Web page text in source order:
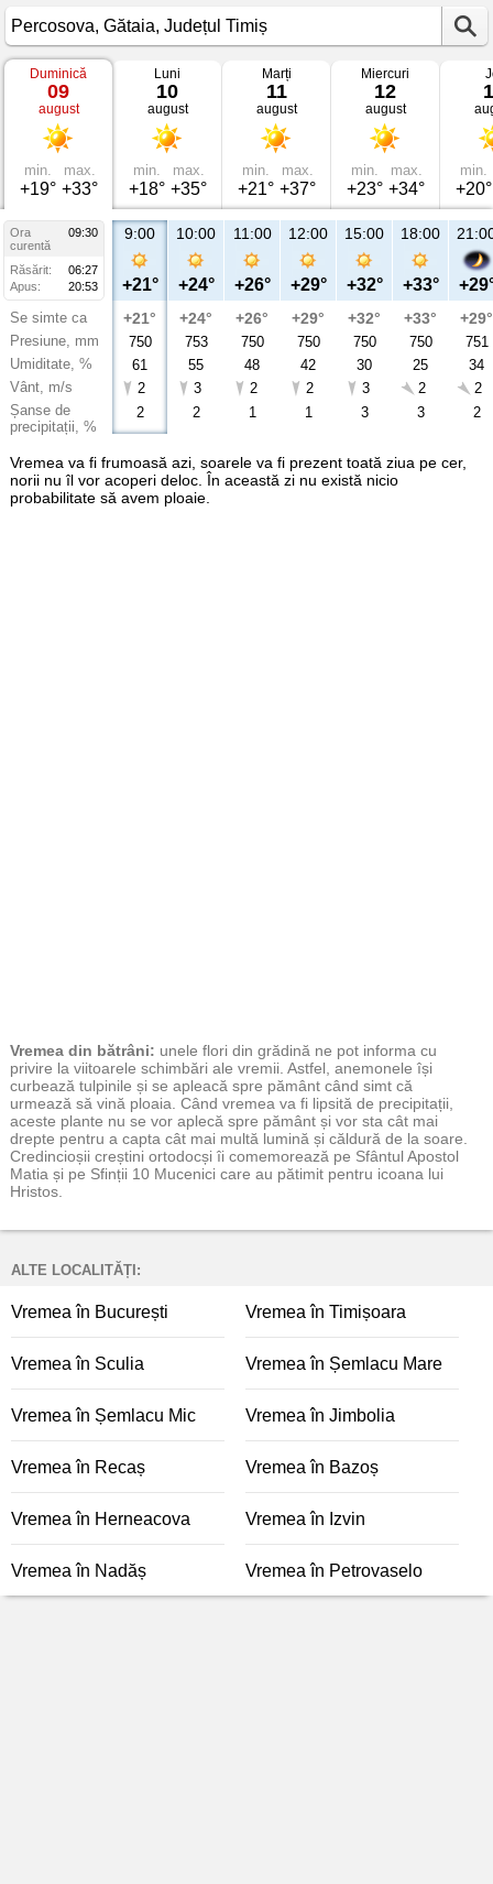
Vremea
Percosova
Gătaia,
Județul
Timiș
Duminică
09
august
min.
+19°
max.
+33°
Luni
10
august
min.
+18°
max.
+35°
Marți
11
august
min.
+21°
max.
+37°
Miercuri
12
august
min.
+23°
max.
+34°
min.
+20°
Ora
09:30
curentă
Răsărit:
06:27
Apus:
20:53
Se simte ca
Presiune, mm
Umiditate, %
Vânt, m/s
Șanse de
precipitații, %
9:00
+21°
+21°
750
61
2
2
10:00
+24°
+24°
753
55
3
2
11:00
+26°
+26°
750
48
2
1
12:00
+29°
+29°
750
42
2
1
15:00
+32°
+32°
750
30
3
3
18:00
+33°
+33°
750
25
2
3
+29°
751
34
2
2
Vremea va fi frumoasă azi, soarele va fi prezent toată ziua pe cer,
norii nu îl vor acoperi deloc. În această zi nu există nicio
probabilitate să avem ploaie.
Vremea din bătrâni: unele flori din grădină ne pot informa cu
privire la viitoarele schimbări ale vremii. Astfel, anemonele își
curbează tulpinile și se apleacă spre pământ când simt că
urmează să vină ploaia. Când vremea va fi lipsită de precipitații,
aceste plante nu se vor aplecă spre pământ și vor sta cât mai
drepte pentru a capta cât mai multă lumină și căldură de la soare.
Credincioșii creștini ortodocși îi comemorează pe Sfântul Apostol
Matia și pe Sfinții 10 Mucenici care au pătimit pentru icoana lui
Hristos.
ALTE LOCALITĂȚI:
Vremea în București Vremea în Timișoara
Vremea în Sculia Vremea în Șemlacu Mare
Vremea în Șemlacu Mic Vremea în Jimbolia
Vremea în Recaș Vremea în Bazoș
Vremea în Herneacova Vremea în Izvin
Vremea în Nadăș Vremea în Petrovaselo